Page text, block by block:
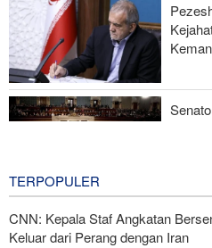
Norouzi: Jurnalis Berdiri di Titik
Opini Publik
Menhan Pakistan: Persatuan
Melawan Zionis Urgen
TERPOPULER
CNN: Kepala Staf Angkatan
Keluar dari Perang dengan Iran